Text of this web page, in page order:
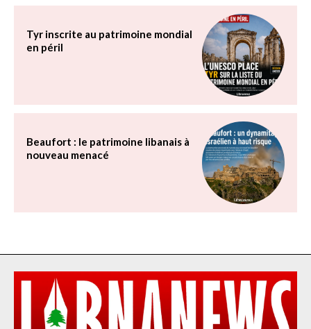
Tyr inscrite au patrimoine mondial
en péril
Beaufort : le patrimoine libanais à
nouveau menacé